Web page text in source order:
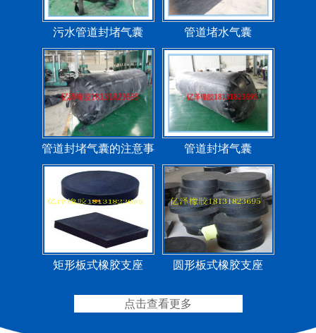
管道封堵气囊的注意事
项
管道封堵气囊
矩形板式橡胶支座 圆形板式橡胶支座
圆形四氟板橡胶支座
矩形四氟板滑动橡胶支
点击查看更多